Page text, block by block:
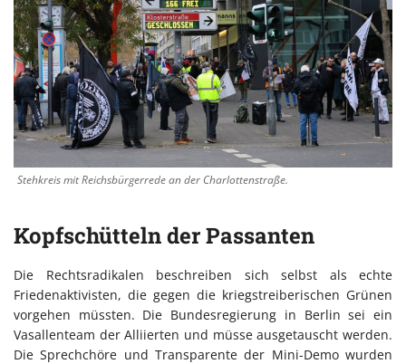
Stehkreis mit Reichsbürgerrede an der Charlottenstraße.
Kopfschütteln der Passanten
Die Rechtsradikalen beschreiben sich selbst als echte
Friedenaktivisten, die gegen die kriegstreiberischen Grünen
vorgehen müssten. Die Bundesregierung in Berlin sei ein
Vasallenteam der Alliierten und müsse ausgetauscht werden.
Die Sprechchöre und Transparente der Mini-Demo wurden